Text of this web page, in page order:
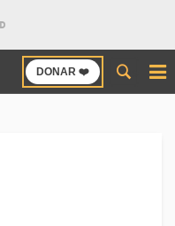
DONAR ❤️